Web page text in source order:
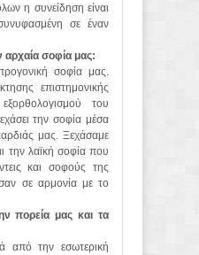
η συνείδηση είναι
σε έναν
αρχαία σοφία μας:
σοφία μας.
επιστημονικής
του
την σοφία μέσα
μας. Ξεχάσαμε
την λαϊκή σοφία που
και σοφούς της
σε αρμονία με το
πορεία μας και τα
από την εσωτερική